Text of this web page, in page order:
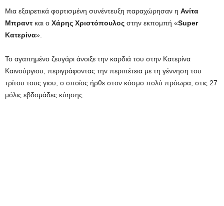
Μια εξαιρετικά φορτισμένη συνέντευξη παραχώρησαν η Ανίτα
Μπραντ και ο Χάρης Χριστόπουλος στην εκπομπή «Super
Κατερίνα».
Το αγαπημένο ζευγάρι άνοιξε την καρδιά του στην Κατερίνα
Καινούργιου, περιγράφοντας την περιπέτεια με τη γέννηση του
τρίτου τους γιου, ο οποίος ήρθε στον κόσμο πολύ πρόωρα, στις 27
μόλις εβδομάδες κύησης.